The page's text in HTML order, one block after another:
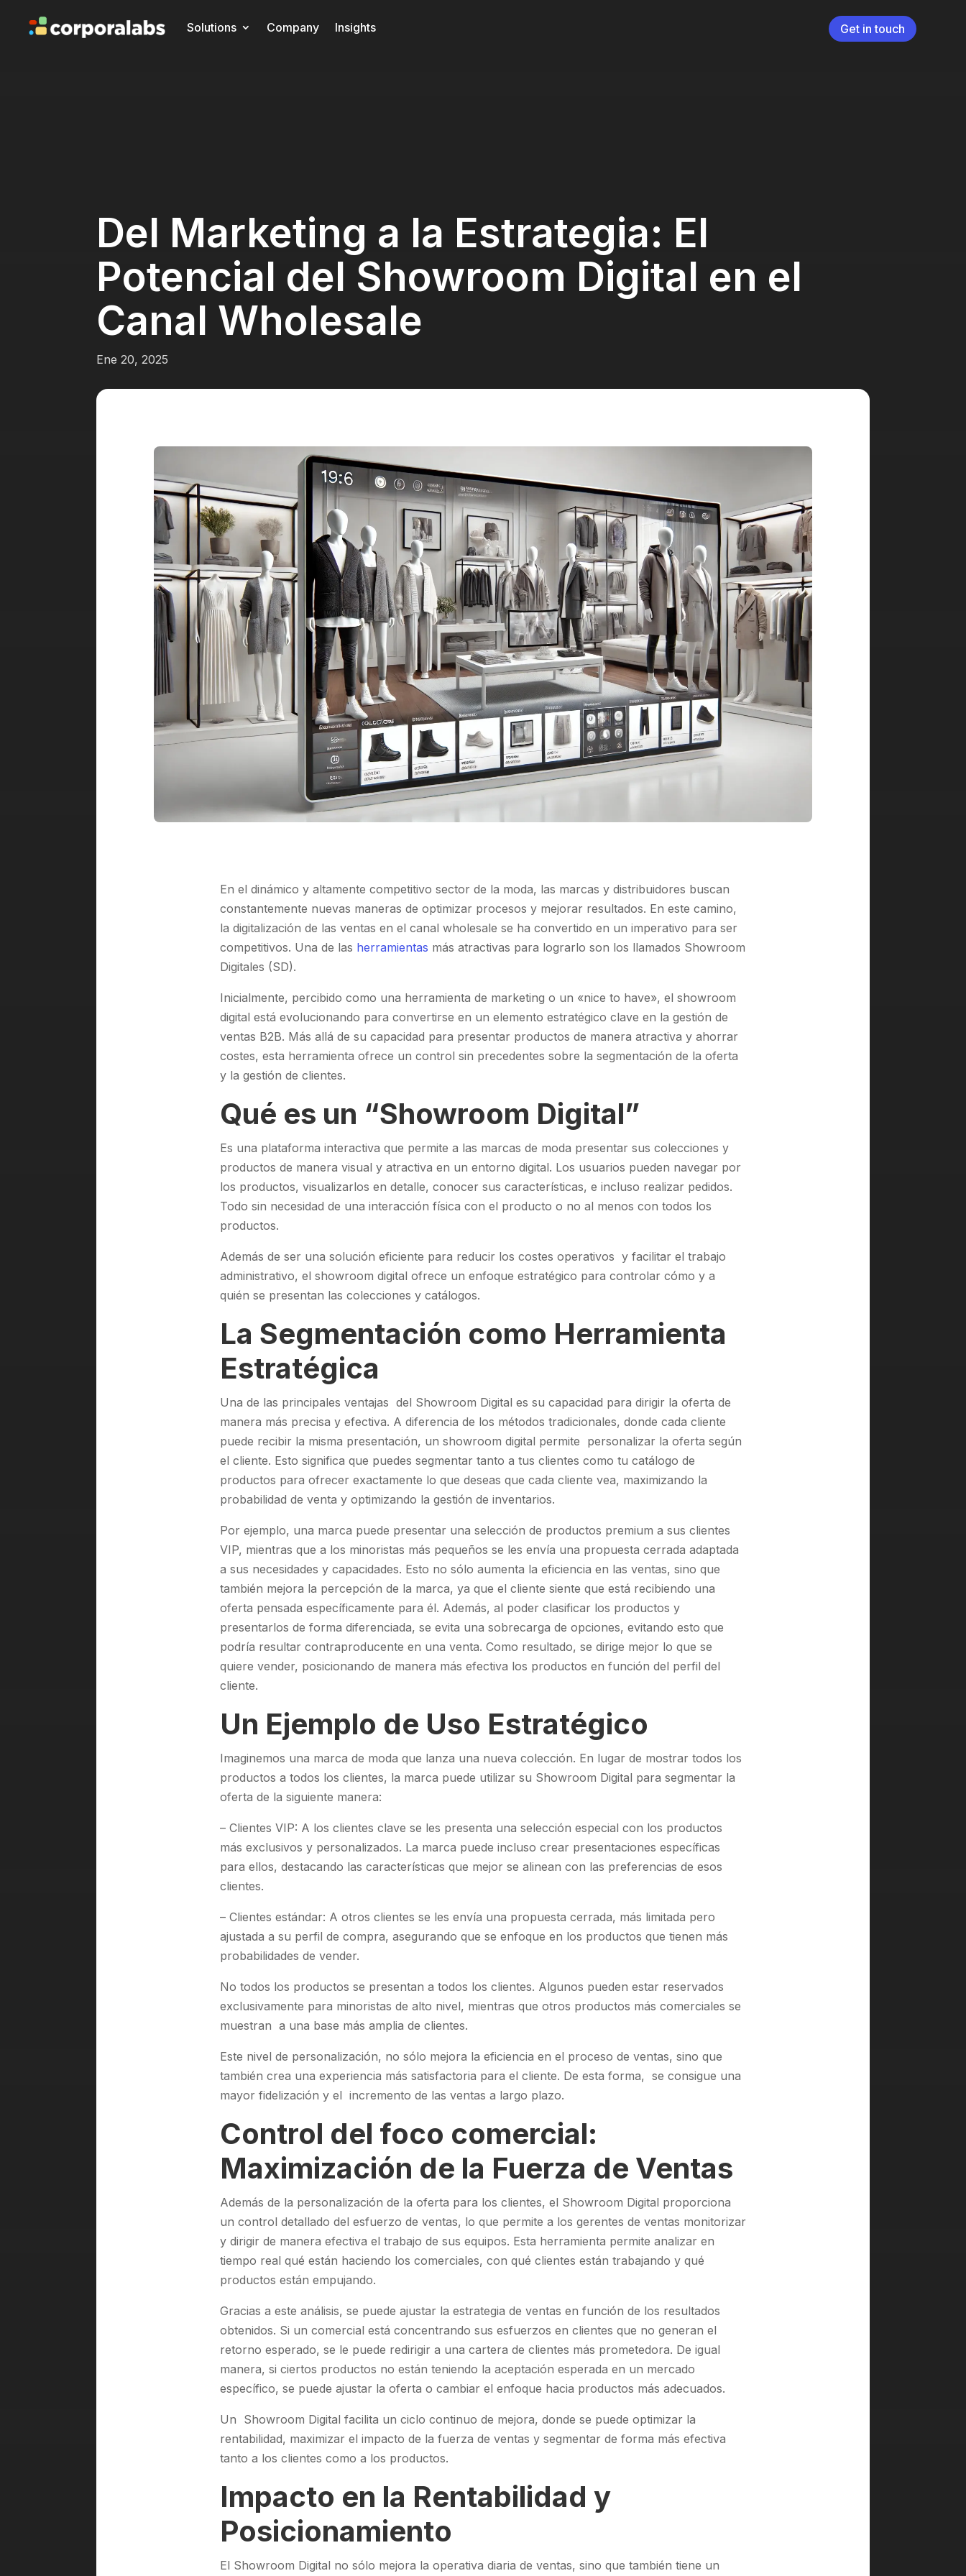
Solutions Company Insights Get in touch
Del Marketing a la Estrategia: El
Potencial del Showroom Digital en el
Canal Wholesale
Ene 20, 2025
En el dinámico y altamente competitivo sector de la moda, las marcas y distribuidores buscan
constantemente nuevas maneras de optimizar procesos y mejorar resultados. En este camino,
la digitalización de las ventas en el canal wholesale se ha convertido en un imperativo para ser
competitivos. Una de las herramientas más atractivas para lograrlo son los llamados Showroom
Digitales (SD).
Inicialmente, percibido como una herramienta de marketing o un «nice to have», el showroom
digital está evolucionando para convertirse en un elemento estratégico clave en la gestión de
ventas B2B. Más allá de su capacidad para presentar productos de manera atractiva y ahorrar
costes, esta herramienta ofrece un control sin precedentes sobre la segmentación de la oferta
y la gestión de clientes.
Qué es un “Showroom Digital”
Es una plataforma interactiva que permite a las marcas de moda presentar sus colecciones y
productos de manera visual y atractiva en un entorno digital. Los usuarios pueden navegar por
los productos, visualizarlos en detalle, conocer sus características, e incluso realizar pedidos.
Todo sin necesidad de una interacción física con el producto o no al menos con todos los
productos.
Además de ser una solución eficiente para reducir los costes operativos y facilitar el trabajo
administrativo, el showroom digital ofrece un enfoque estratégico para controlar cómo y a
quién se presentan las colecciones y catálogos.
La Segmentación como Herramienta
Estratégica
Una de las principales ventajas del Showroom Digital es su capacidad para dirigir la oferta de
manera más precisa y efectiva. A diferencia de los métodos tradicionales, donde cada cliente
puede recibir la misma presentación, un showroom digital permite personalizar la oferta según
el cliente. Esto significa que puedes segmentar tanto a tus clientes como tu catálogo de
productos para ofrecer exactamente lo que deseas que cada cliente vea, maximizando la
probabilidad de venta y optimizando la gestión de inventarios.
Por ejemplo, una marca puede presentar una selección de productos premium a sus clientes
VIP, mientras que a los minoristas más pequeños se les envía una propuesta cerrada adaptada
a sus necesidades y capacidades. Esto no sólo aumenta la eficiencia en las ventas, sino que
también mejora la percepción de la marca, ya que el cliente siente que está recibiendo una
oferta pensada específicamente para él. Además, al poder clasificar los productos y
presentarlos de forma diferenciada, se evita una sobrecarga de opciones, evitando esto que
podría resultar contraproducente en una venta. Como resultado, se dirige mejor lo que se
quiere vender, posicionando de manera más efectiva los productos en función del perfil del
cliente.
Un Ejemplo de Uso Estratégico
Imaginemos una marca de moda que lanza una nueva colección. En lugar de mostrar todos los
productos a todos los clientes, la marca puede utilizar su Showroom Digital para segmentar la
oferta de la siguiente manera:
– Clientes VIP: A los clientes clave se les presenta una selección especial con los productos
más exclusivos y personalizados. La marca puede incluso crear presentaciones específicas
para ellos, destacando las características que mejor se alinean con las preferencias de esos
clientes.
– Clientes estándar: A otros clientes se les envía una propuesta cerrada, más limitada pero
ajustada a su perfil de compra, asegurando que se enfoque en los productos que tienen más
probabilidades de vender.
No todos los productos se presentan a todos los clientes. Algunos pueden estar reservados
exclusivamente para minoristas de alto nivel, mientras que otros productos más comerciales se
muestran a una base más amplia de clientes.
Este nivel de personalización, no sólo mejora la eficiencia en el proceso de ventas, sino que
también crea una experiencia más satisfactoria para el cliente. De esta forma, se consigue una
mayor fidelización y el incremento de las ventas a largo plazo.
Control del foco comercial:
Maximización de la Fuerza de Ventas
Además de la personalización de la oferta para los clientes, el Showroom Digital proporciona
un control detallado del esfuerzo de ventas, lo que permite a los gerentes de ventas monitorizar
y dirigir de manera efectiva el trabajo de sus equipos. Esta herramienta permite analizar en
tiempo real qué están haciendo los comerciales, con qué clientes están trabajando y qué
productos están empujando.
Gracias a este análisis, se puede ajustar la estrategia de ventas en función de los resultados
obtenidos. Si un comercial está concentrando sus esfuerzos en clientes que no generan el
retorno esperado, se le puede redirigir a una cartera de clientes más prometedora. De igual
manera, si ciertos productos no están teniendo la aceptación esperada en un mercado
específico, se puede ajustar la oferta o cambiar el enfoque hacia productos más adecuados.
Un Showroom Digital facilita un ciclo continuo de mejora, donde se puede optimizar la
rentabilidad, maximizar el impacto de la fuerza de ventas y segmentar de forma más efectiva
tanto a los clientes como a los productos.
Impacto en la Rentabilidad y
Posicionamiento
El Showroom Digital no sólo mejora la operativa diaria de ventas, sino que también tiene un